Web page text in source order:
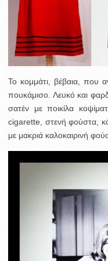
Το κομμάτι, βέβαια, που
πουκάμισο. Λευκό και
σατέν με ποικίλα
cigarette, στενή φούστα,
με μακριά καλοκαιρινή